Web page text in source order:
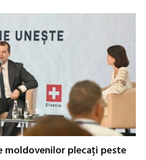
moldovenilor plecați peste